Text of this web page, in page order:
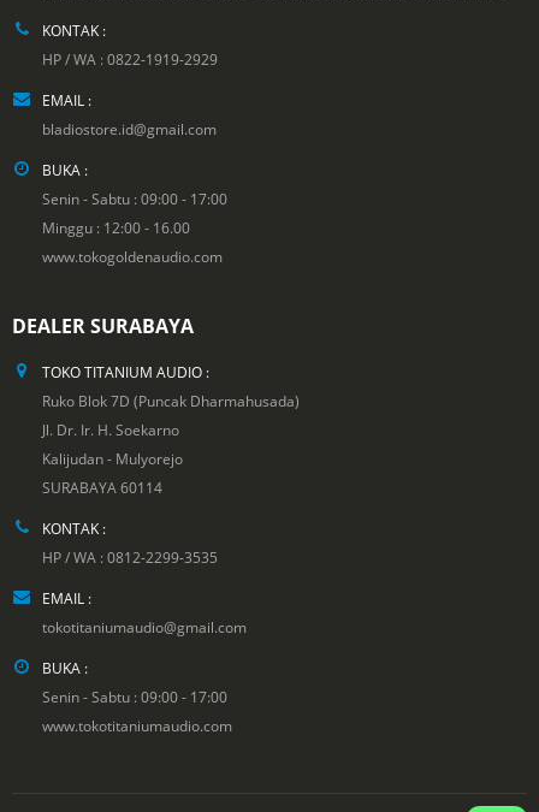
KONTAK :
HP / WA : 0822-1919-2929
EMAIL :
bladiostore.id@gmail.com
BUKA :
Senin - Sabtu : 09:00 - 17:00
Minggu : 12:00 - 16.00
www.tokogoldenaudio.com
DEALER SURABAYA
TOKO TITANIUM AUDIO :
Ruko Blok 7D (Puncak Dharmahusada)
Jl. Dr. Ir. H. Soekarno
Kalijudan - Mulyorejo
SURABAYA 60114
KONTAK :
HP / WA : 0812-2299-3535
EMAIL :
tokotitaniumaudio@gmail.com
BUKA :
Senin - Sabtu : 09:00 - 17:00
www.tokotitaniumaudio.com